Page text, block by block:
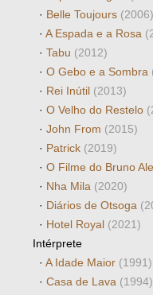
· Belle Toujours (2006)
· A Espada e a Rosa
· Tabu (2012)
· O Gebo e a Sombra
· Rei Inútil (2013)
· O Velho do Restelo
· John From (2015)
· Patrick (2019)
· O Filme do Bruno
· Nha Mila (2020)
· Diários de Otsoga
· Hotel Royal (2021)
Intérprete
· A Idade Maior (1991)
· Casa de Lava (1994)